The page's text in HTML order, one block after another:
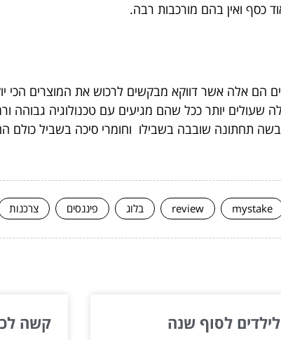
כסף ואין בהם מורכבות רבה.
הם אלה אשר דווקא מבקשים לרכוש את המוצרים הכי
שעולים יותר ככל שהם מגיעים עם טכנולוגיה גבוהה
תחתונה שובבה בשבילו וחומרי סיכה בשביל
mystake
review בלוג פיננסים צרכנות
לסוף שנה
קשה